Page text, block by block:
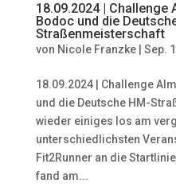
18.09.2024 | Challenge
Bodoc und die
Straßenmeisterschaft
von Nicole Franzke| Sep.
18.09.2024 | Challenge
und die Deutsche HM-
wieder einiges los am
unterschiedlichsten
Fit2Runner an die
fand am...